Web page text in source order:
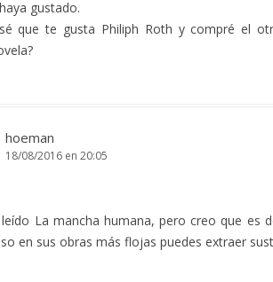
gustado.
que te gusta Philiph Roth y compré el
hoeman
18/08/2016 en 20:05
La mancha humana, pero creo que es
en sus obras más flojas puedes extraer